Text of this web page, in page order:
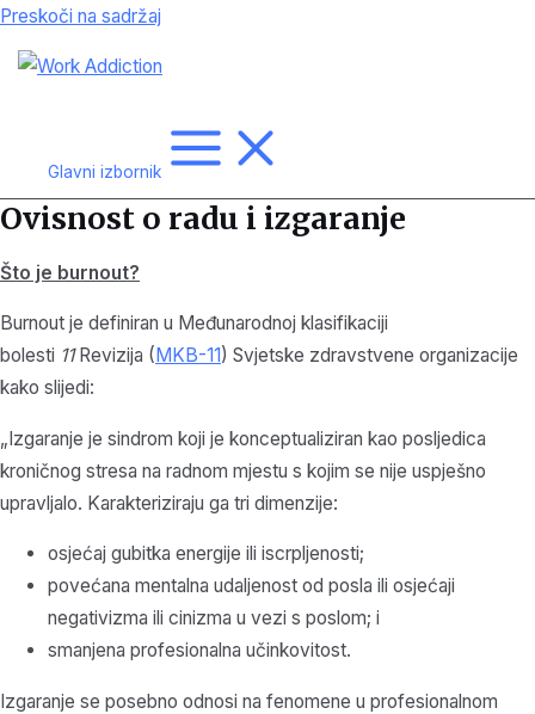
Preskoči na sadržaj
Glavni izbornik
Ovisnost o radu i izgaranje
Što je burnout?
Burnout je definiran u Međunarodnoj klasifikaciji
bolesti 11Revizija (MKB-11) Svjetske zdravstvene organizacije
kako slijedi:
„Izgaranje je sindrom koji je konceptualiziran kao posljedica
kroničnog stresa na radnom mjestu s kojim se nije uspješno
upravljalo. Karakteriziraju ga tri dimenzije:
osjećaj gubitka energije ili iscrpljenosti;
povećana mentalna udaljenost od posla ili osjećaji
negativizma ili cinizma u vezi s poslom; i
smanjena profesionalna učinkovitost.
Izgaranje se posebno odnosi na fenomene u profesionalnom